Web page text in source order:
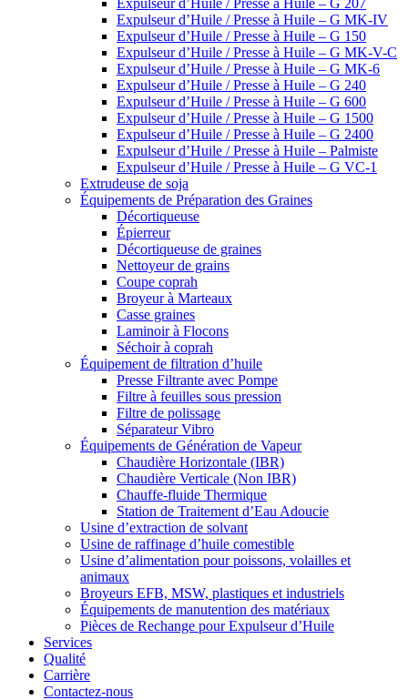
Expulseur d’Huile / Presse à Huile – G 207
Expulseur d’Huile / Presse à Huile – G MK-IV
Expulseur d’Huile / Presse à Huile – G 150
Expulseur d’Huile / Presse à Huile – G MK-V-C
Expulseur d’Huile / Presse à Huile – G MK-6
Expulseur d’Huile / Presse à Huile – G 240
Expulseur d’Huile / Presse à Huile – G 600
Expulseur d’Huile / Presse à Huile – G 1500
Expulseur d’Huile / Presse à Huile – G 2400
Expulseur d’Huile / Presse à Huile – Palmiste
Expulseur d’Huile / Presse à Huile – G VC-1
Extrudeuse de soja
Équipements de Préparation des Graines
Décortiqueuse
Épierreur
Décortiqueuse de graines
Nettoyeur de grains
Coupe coprah
Broyeur à Marteaux
Casse graines
Laminoir à Flocons
Séchoir à coprah
Équipement de filtration d’huile
Presse Filtrante avec Pompe
Filtre à feuilles sous pression
Filtre de polissage
Séparateur Vibro
Équipements de Génération de Vapeur
Chaudière Horizontale (IBR)
Chaudière Verticale (Non IBR)
Chauffe-fluide Thermique
Station de Traitement d’Eau Adoucie
Usine d’extraction de solvant
Usine de raffinage d’huile comestible
Usine d’alimentation pour poissons, volailles et
animaux
Broyeurs EFB, MSW, plastiques et industriels
Équipements de manutention des matériaux
Pièces de Rechange pour Expulseur d’Huile
Services
Qualité
Carrière
Contactez-nous